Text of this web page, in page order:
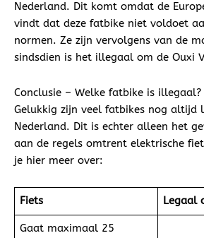
Nederland. Dit komt omdat de
vindt dat deze fatbike niet voldoet
normen. Ze zijn vervolgens van de
sindsdien is het illegaal om de Ouxi
Conclusie – Welke fatbike is illegaal?
Gelukkig zijn veel fatbikes nog altijd
Nederland. Dit is echter alleen het
aan de regels omtrent elektrische
je hier meer over:
Fiets Legaal
Gaat maximaal 25